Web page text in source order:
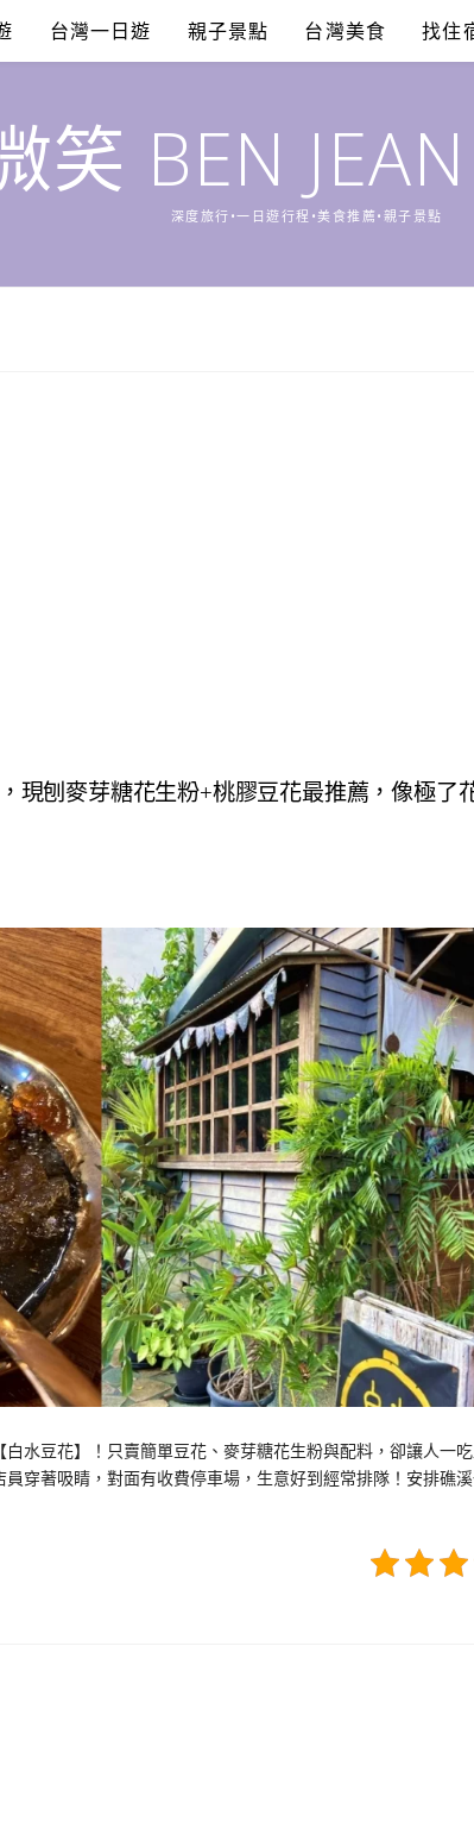
台灣一日遊 親子景點 台灣美食 找住
笑 BEN
深度旅行•一日遊行程•美食推薦•親子景點
現刨麥芽糖花生粉+桃膠豆花最推薦，像極了
水豆花】！只賣簡單豆花、麥芽糖花生粉與配料，卻讓人一
穿著吸睛，對面有收費停車場，生意好到經常排隊！安排礁